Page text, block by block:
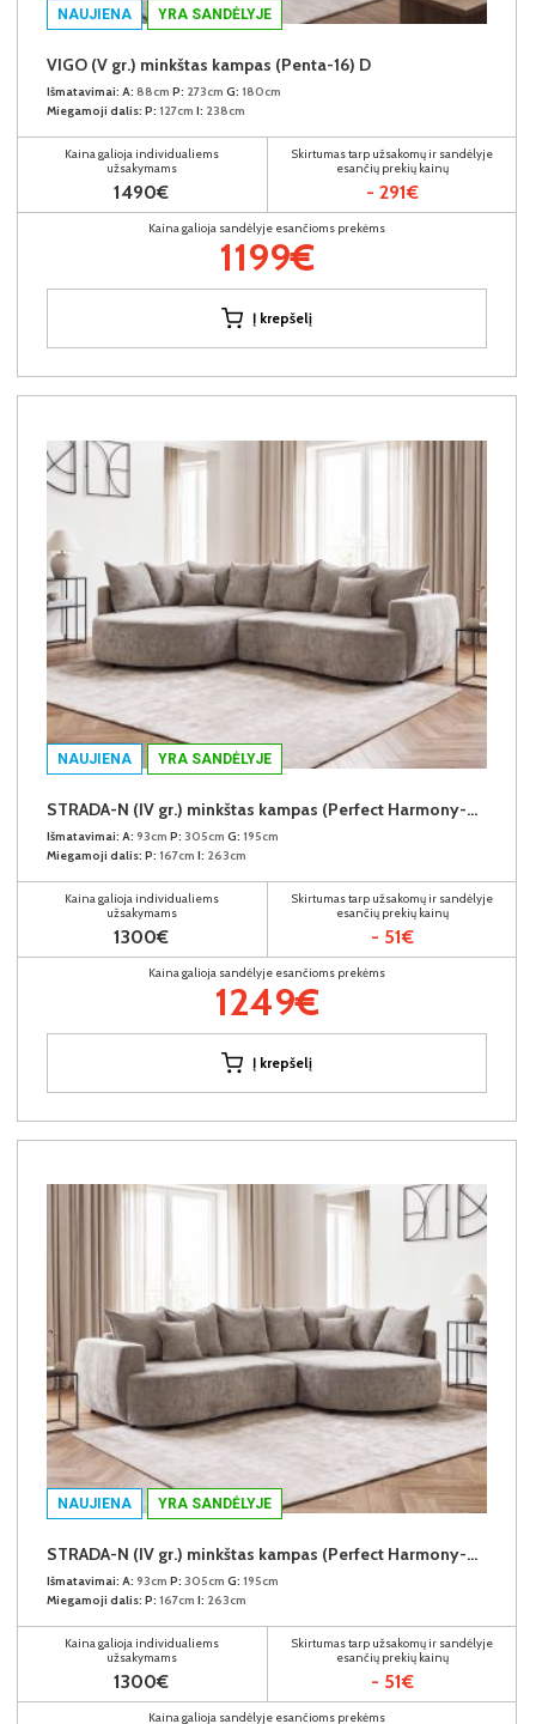
NAUJIENA YRA SANDĖLYJE
VIGO (V gr.) minkštas kampas (Penta-16) D
Išmatavimai: A: 88cm P: 273cm G: 180cm
Miegamoji dalis: P: 127cm I: 238cm
Kaina galioja individualiems
užsakymams
1490€
Skirtumas tarp užsakomų ir sandėlyje
esančių prekių kainų
- 291€
Kaina galioja sandėlyje esančioms prekėms
1199€
Į krepšelį
NAUJIENA YRA SANDĖLYJE
STRADA-N (IV gr.) minkštas kampas (Perfect Harmony-04) K
Išmatavimai: A: 93cm P: 305cm G: 195cm
Miegamoji dalis: P: 167cm I: 263cm
Kaina galioja individualiems
užsakymams
1300€
Skirtumas tarp užsakomų ir sandėlyje
esančių prekių kainų
- 51€
Kaina galioja sandėlyje esančioms prekėms
1249€
Į krepšelį
NAUJIENA YRA SANDĖLYJE
STRADA-N (IV gr.) minkštas kampas (Perfect Harmony-04) D
Išmatavimai: A: 93cm P: 305cm G: 195cm
Miegamoji dalis: P: 167cm I: 263cm
Kaina galioja individualiems
užsakymams
1300€
Skirtumas tarp užsakomų ir sandėlyje
esančių prekių kainų
- 51€
Kaina galioja sandėlyje esančioms prekėms